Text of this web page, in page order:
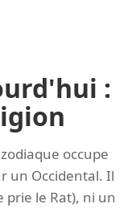
:
occupe
un Occidental. Il
le Rat), ni un